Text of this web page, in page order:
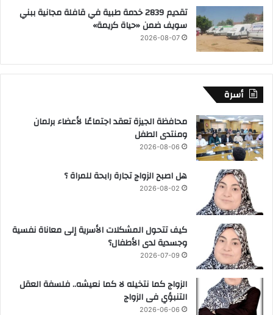
تقديم 2839 خدمة طبية في قافلة مجانية ببني
سويف ضمن «حياة كريمة»
2026-08-07
أسرة
محافظة الجيزة تعقد اجتماعًا لأعضاء برلمان
ومنتدى الطفل
2026-08-06
هل اصبح الزواج تجارة رابحة للمراة ؟
2026-08-02
كيف تتحول المشكلات الأسرية إلى معاناة نفسية
وجسدية لدى الأطفال؟
2026-07-09
الزواج كما نتخيله لا كما نعيشه.. فلسفة العقل
التنبؤي فى الزواج
2026-06-06